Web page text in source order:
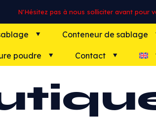
N'Hésitez pas à nous solliciter avant pour
Conteneur de sablage
poudre Contact